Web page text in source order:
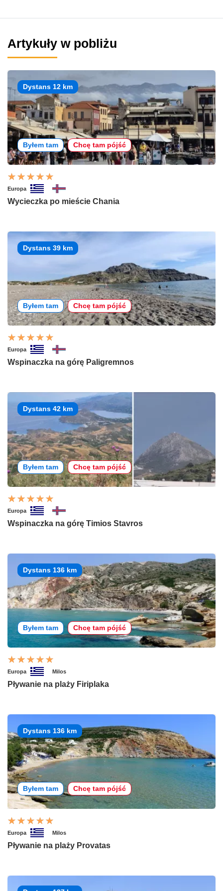
Artykuły w pobliżu
Dystans 12 km
Byłem tam Chcę tam pójść
Europa
Wycieczka po mieście Chania
Dystans 39 km
Byłem tam Chcę tam pójść
Europa
Wspinaczka na górę Paligremnos
Dystans 42 km
Byłem tam Chcę tam pójść
Europa
Wspinaczka na górę Timios Stavros
Dystans 136 km
Byłem tam Chcę tam pójść
Europa Milos
Pływanie na plaży Firiplaka
Dystans 136 km
Byłem tam Chcę tam pójść
Europa Milos
Pływanie na plaży Provatas